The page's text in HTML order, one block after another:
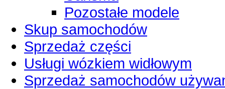
Pozostałe modele
Skup samochodów
Sprzedaż części
Usługi wózkiem widłowym
Sprzedaż samochodów